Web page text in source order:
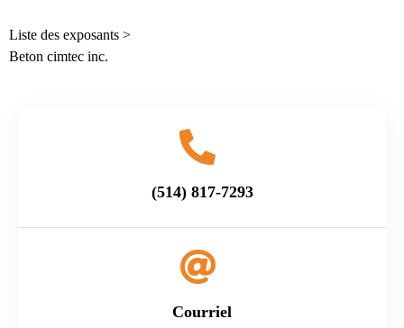
Liste des exposants >
Beton cimtec inc.
(514) 817-7293
Courriel